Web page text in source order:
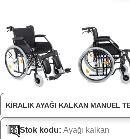
KIRALIK AYAĞI KALKAN MANUEL
Stok kodu:Ayağı kalkan